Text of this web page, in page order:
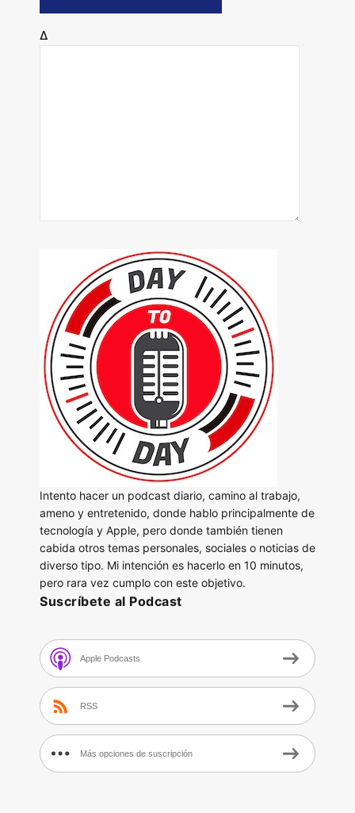
Δ
Intento hacer un podcast diario, camino al trabajo,
ameno y entretenido, donde hablo principalmente de
tecnología y Apple, pero donde también tienen
cabida otros temas personales, sociales o noticias de
diverso tipo. Mi intención es hacerlo en 10 minutos,
pero rara vez cumplo con este objetivo.
Suscríbete al Podcast
Apple Podcasts
RSS
Más opciones de suscripción